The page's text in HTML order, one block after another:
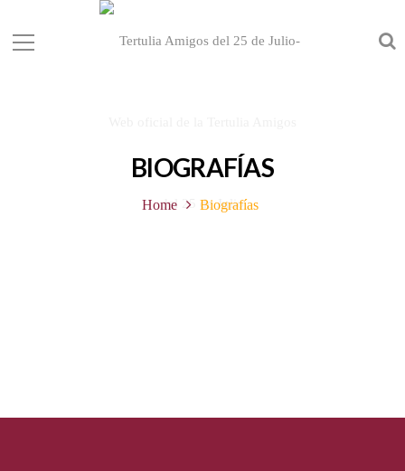
BIOGRAFÍAS
Home Biografías